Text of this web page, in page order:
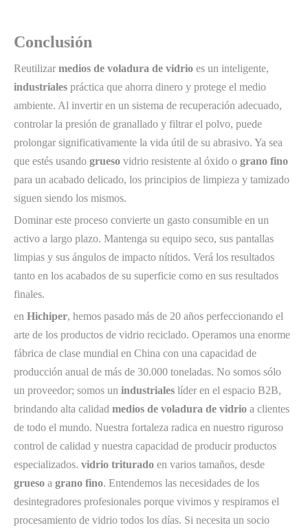
Conclusión
Reutilizar medios de voladura de vidrio es un inteligente,
industriales práctica que ahorra dinero y protege el medio
ambiente. Al invertir en un sistema de recuperación adecuado,
controlar la presión de granallado y filtrar el polvo, puede
prolongar significativamente la vida útil de su abrasivo. Ya sea
que estés usando grueso vidrio resistente al óxido o grano fino
para un acabado delicado, los principios de limpieza y tamizado
siguen siendo los mismos.
Dominar este proceso convierte un gasto consumible en un
activo a largo plazo. Mantenga su equipo seco, sus pantallas
limpias y sus ángulos de impacto nítidos. Verá los resultados
tanto en los acabados de su superficie como en sus resultados
finales.
en Hichiper, hemos pasado más de 20 años perfeccionando el
arte de los productos de vidrio reciclado. Operamos una enorme
fábrica de clase mundial en China con una capacidad de
producción anual de más de 30.000 toneladas. No somos sólo
un proveedor; somos un industriales líder en el espacio B2B,
brindando alta calidad medios de voladura de vidrio a clientes
de todo el mundo. Nuestra fortaleza radica en nuestro riguroso
control de calidad y nuestra capacidad de producir productos
especializados. vidrio triturado en varios tamaños, desde
grueso a grano fino. Entendemos las necesidades de los
desintegradores profesionales porque vivimos y respiramos el
procesamiento de vidrio todos los días. Si necesita un socio